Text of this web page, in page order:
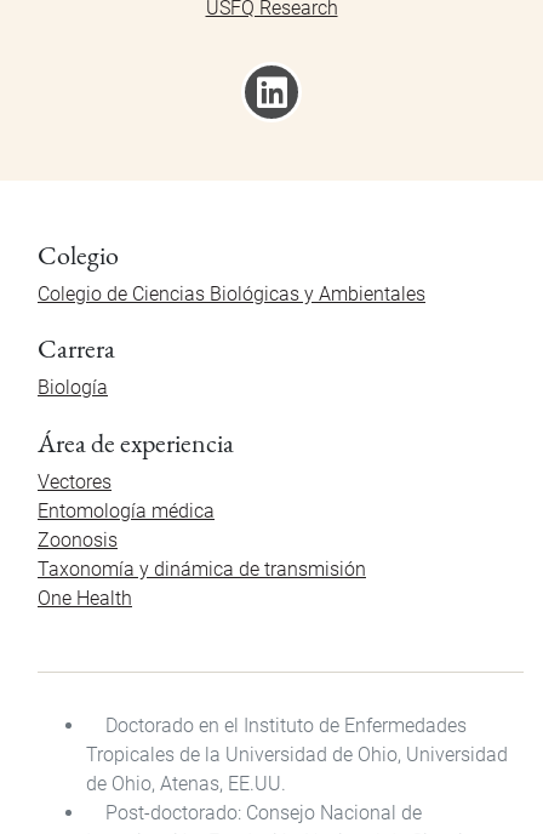
USFQ Research
Colegio
Colegio de Ciencias Biológicas y Ambientales
Carrera
Biología
Área de experiencia
Vectores
Entomología médica
Zoonosis
Taxonomía y dinámica de transmisión
One Health
Doctorado en el Instituto de Enfermedades
Tropicales de la Universidad de Ohio, Universidad
de Ohio, Atenas, EE.UU.
Post-doctorado: Consejo Nacional de